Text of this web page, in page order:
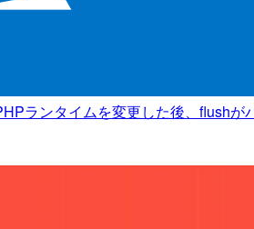
ランタイムを変更した後、flush